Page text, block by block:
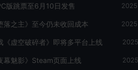
版跳票至6月10日发售
落之主》至今仍未收回成本
《虚空破碎者》即将多平台上线
幕魅影》Steam页面上线